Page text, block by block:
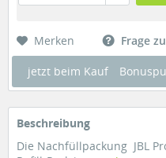
Merken Frage
jetzt beim Kauf
Beschreibung
Die Nachfüllpackung JBL